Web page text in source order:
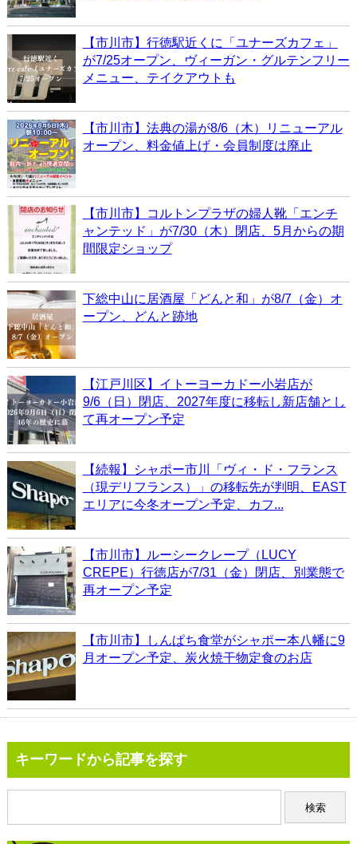
【市川市】行徳駅近くに「ユナーズカフェ」
が7/25オープン、ヴィーガン・グルテンフリー
メニュー、テイクアウトも
【市川市】法典の湯が8/6（木）リニューアル
オープン、料金値上げ・会員制度は廃止
【市川市】コルトンプラザの婦人靴「エンチ
ャンテッド」が7/30（木）閉店、5月からの期
間限定ショップ
下総中山に居酒屋「どんと和」が8/7（金）オ
ープン、どんと跡地
【江戸川区】イトーヨーカドー小岩店が
9/6（日）閉店、2027年度に移転し新店舗とし
て再オープン予定
【続報】シャポー市川「ヴィ・ド・フランス
（現デリフランス）」の移転先が判明、EAST
エリアに今冬オープン予定、カフ...
【市川市】ルーシークレープ（LUCY
CREPE）行徳店が7/31（金）閉店、別業態で
再オープン予定
【市川市】しんぱち食堂がシャポー本八幡に9
月オープン予定、炭火焼干物定食のお店
キーワードから記事を探す